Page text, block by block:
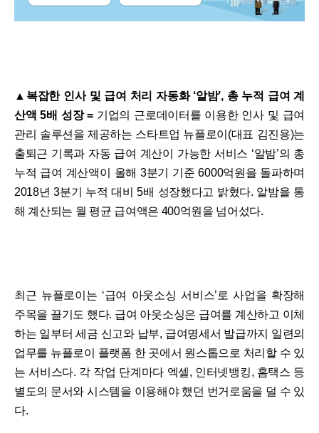
▲복잡한 인사 및 급여 처리 자동화 ‘알밤’, 총 누적 급여 계
산액 5배 성장 = 기업의 근로데이터를 이용한 인사 및 급여
관리 솔루션을 제공하는 스타트업 뉴플로이(대표 김진용)는
출퇴근 기록과 자동 급여 계산이 가능한 서비스 ‘알밤’의 총
누적 급여 계산액이 올해 3분기 기준 6000억원을 돌파하며
2018년 3분기 누적 대비 5배 성장했다고 밝혔다. 알밤을 통
해 계산되는 월 평균 급여액은 400억원을 넘어섰다.
최근 뉴플로이는 ‘급여 아웃소싱 서비스’로 사업을 확장해
주목을 끌기도 했다. 급여 아웃소싱은 급여를 계산하고 이체
하는 일부터 세금 신고와 납부, 급여명세서 발급까지 일련의
업무를 뉴플로이 플랫폼 한 곳에서 원스톱으로 처리할 수 있
는 서비스다. 각 작업 단계마다 엑셀, 인터넷뱅킹, 홈택스 등
별도의 문서와 시스템을 이용해야 했던 번거로움을 덜 수 있
다.